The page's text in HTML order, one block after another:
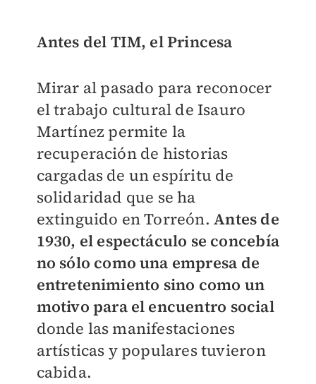
Antes del TIM, el Princesa
Mirar al pasado para reconocer
el trabajo cultural de Isauro
Martínez permite la
recuperación de historias
cargadas de un espíritu de
solidaridad que se ha
extinguido en Torreón.Antes de
1930, el espectáculo se concebía
no sólo como una empresa de
entretenimiento sino como un
motivo para el encuentro social
donde las manifestaciones
artísticas y populares tuvieron
cabida.